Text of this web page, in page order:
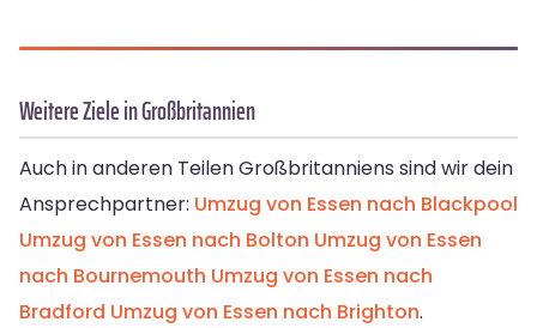
Weitere Ziele in Großbritannien
Auch in anderen Teilen Großbritanniens sind wir dein
Ansprechpartner: Umzug von Essen nach Blackpool
Umzug von Essen nach Bolton Umzug von Essen
nach Bournemouth Umzug von Essen nach
Bradford Umzug von Essen nach Brighton.